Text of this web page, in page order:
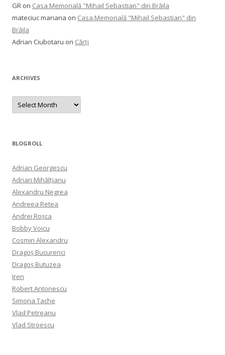
GR on Casa Memorială "Mihail Sebastian" din Brăila
mateciuc mariana on Casa Memorială "Mihail Sebastian" din
Brăila
Adrian Ciubotaru on Cărți
ARCHIVES
Archives
BLOGROLL
Adrian Georgescu
Adrian Mihălțianu
Alexandru Negrea
Andreea Retea
Andrei Roșca
Bobby Voicu
Cosmin Alexandru
Dragoș Bucurenci
Dragoș Butuzea
Iren
Robert Antonescu
Simona Tache
Vlad Petreanu
Vlad Stroescu